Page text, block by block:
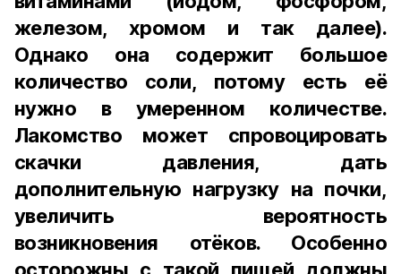
железом, хромом и так далее).
Однако она содержит большое
количество соли, потому есть её
нужно в умеренном количестве.
Лакомство может спровоцировать
скачки давления, дать
дополнительную нагрузку на почки,
увеличить вероятность
возникновения отёков. Особенно